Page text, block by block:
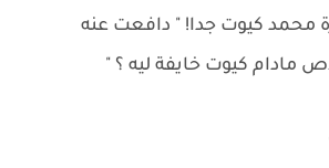
محمد كيوت جدا! " دافعت عنه
مادام كيوت خايفة ليه ؟ "